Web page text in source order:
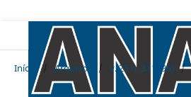
Início / Arquivos / v. 25 n. 3 (1996) /